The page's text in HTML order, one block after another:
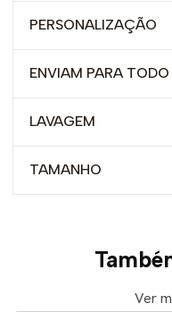
PERSONALIZAÇÃO
ENVIAM PARA
LAVAGEM
TAMANHO
Ver